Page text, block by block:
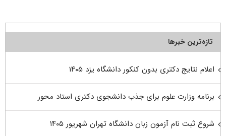
تازه‌ترین خبرها
اعلام نتایج دکتری بدون کنکور دانشگاه یزد ۱۴۰۵
برنامه وزارت علوم برای جذب دانشجوی دکتری استاد محور
شروع ثبت نام آزمون زبان دانشگاه تهران شهریور ۱۴۰۵